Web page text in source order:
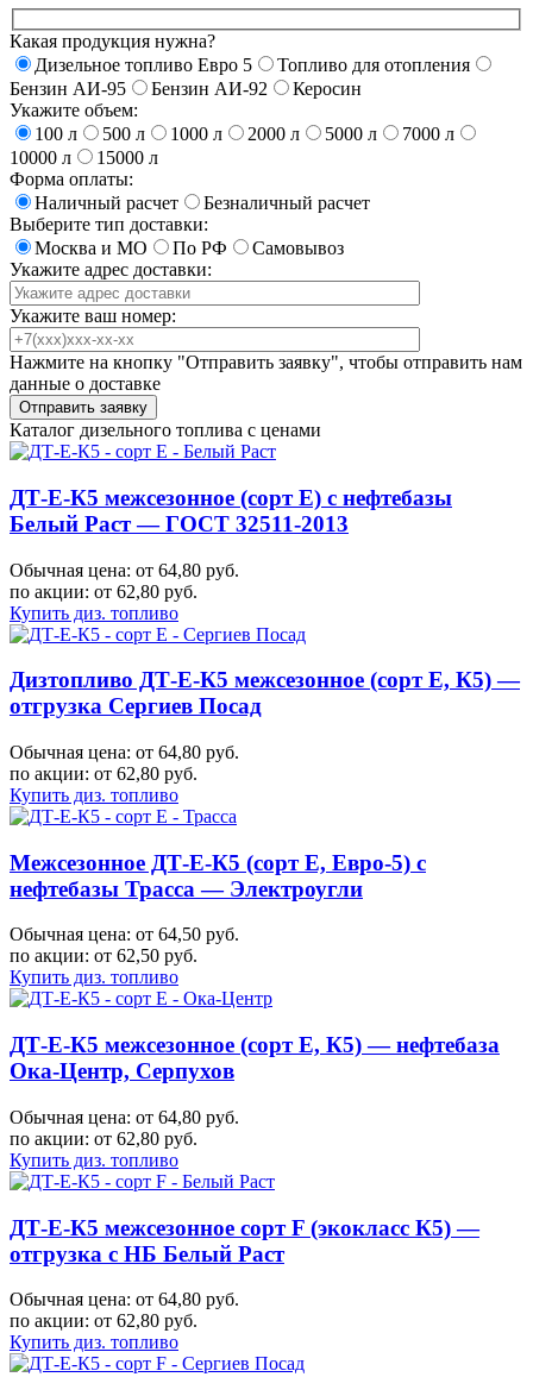
Какая продукция нужна?
Дизельное топливо Евро 5
Топливо для отопления
Бензин АИ-95
Бензин АИ-92
Керосин
Укажите объем:
100 л
500 л 1000 л 2000 л 5000 л
7000 л
10000 л
15000 л
Форма оплаты:
Наличный расчет
Безналичный расчет
Выберите тип доставки:
Москва и МО
По РФ
Самовывоз
Укажите адрес доставки:
Укажите ваш номер:
Нажмите на кнопку "Отправить заявку", чтобы отправить нам
данные о доставке
Каталог дизельного топлива с ценами
ДТ-Е-К5 межсезонное (сорт Е) с нефтебазы
Белый Раст — ГОСТ 32511-2013
Обычная цена: от 64,80 руб.
по акции: от 62,80 руб.
Купить диз. топливо
Дизтопливо ДТ-Е-К5 межсезонное (сорт Е, К5) —
отгрузка Сергиев Посад
Обычная цена: от 64,80 руб.
по акции: от 62,80 руб.
Купить диз. топливо
Межсезонное ДТ-Е-К5 (сорт Е, Евро-5) с
нефтебазы Трасса — Электроугли
Обычная цена: от 64,50 руб.
по акции: от 62,50 руб.
Купить диз. топливо
ДТ-Е-К5 межсезонное (сорт Е, К5) — нефтебаза
Ока-Центр, Серпухов
Обычная цена: от 64,80 руб.
по акции: от 62,80 руб.
Купить диз. топливо
ДТ-Е-К5 межсезонное сорт F (экокласс К5) —
отгрузка с НБ Белый Раст
Обычная цена: от 64,80 руб.
по акции: от 62,80 руб.
Купить диз. топливо